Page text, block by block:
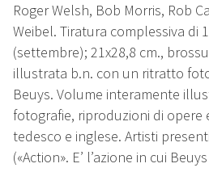
Roger Welsh, Bob Morris, Rob
Weibel. Tiratura complessiva di
(settembre); 21x28,8 cm.,
illustrata b.n. con un ritratto
Beuys. Volume interamente
fotografie, riproduzioni di opere
tedesco e inglese. Artisti
(«Action». E’ l’azione in cui